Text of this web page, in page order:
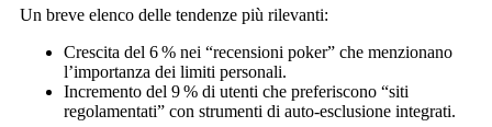
Un breve elenco delle tendenze più rilevanti:
Crescita del 6 % nei “recensioni poker” che menzionano
l’importanza dei limiti personali.
Incremento del 9 % di utenti che preferiscono “siti
regolamentati” con strumenti di auto‑esclusione integrati.